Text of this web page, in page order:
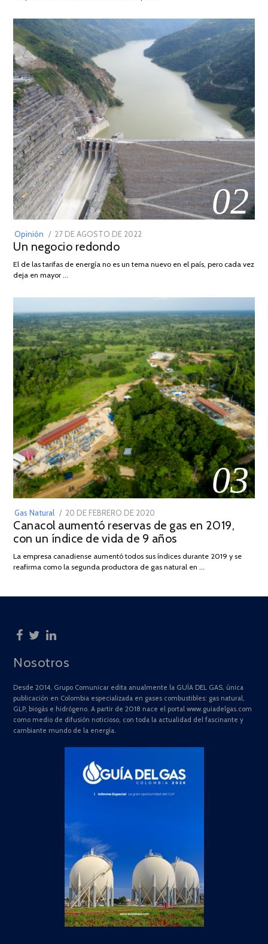
02
Opinión
POSTED
ON
27 DE AGOSTO DE 2022
DE
Un negocio redondo
El de las tarifas de energía no es un tema nuevo en el país, pero cada vez
deja en mayor …
03
Gas Natural
POSTED
ON
20 DE FEBRERO DE 2020
DE
JULIO
2025
Canacol aumentó reservas de gas en 2019,
con un índice de vida de 9 años
La empresa canadiense aumentó todos sus índices durante 2019 y se
reafirma como la segunda productora de gas natural en …
Nosotros
Desde 2014, Grupo Comunicar edita anualmente la GUÍA DEL GAS, única
publicación en Colombia especializada en gases combustibles: gas natural,
GLP, biogás e hidrógeno. A partir de 2018 nace el portal www.guiadelgas.com
como medio de difusión noticioso, con toda la actualidad del fascinante y
cambiante mundo de la energía.